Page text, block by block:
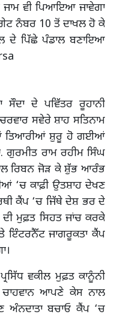
ਜਾਮ ਵੀ ਪਿਆਇਆ ਜਾਵੇਗਾ
ਨੰਬਰ 10 ਤੋਂ ਦਾਖਲ ਹੋ ਕੇ
ਦੇ ਪਿੱਛੇ ਪੰਡਾਲ ਬਣਾਇਆ
ਦੇ ਪਵਿੱਤਰ ਰੂਹਾਨੀ
ਸਵੇਰੇ ਸ਼ਾਹ ਸਤਿਨਾਮ
ਤਿਆਰੀਆਂ ਸ਼ੁਰੂ ਹੋ ਗਈਆਂ
ਗੁਰਮੀਤ ਰਾਮ ਰਹੀਮ ਸਿੰਘ
ਰਿਬਨ ਜੋੜ ਕੇ ਸ਼ੁੱਭ ਆਰੰਭ
‘ਚ ਕਾਫ਼ੀ ਉਤਸ਼ਾਹ ਦੇਖਣ
ਕੈਂਪ ‘ਚ ਜਿੱਥੇ ਦੇਸ਼ ਭਰ ਦੇ
ਦੀ ਮੁਫ਼ਤ ਸਿਹਤ ਜਾਂਚ ਕਰਕੇ
ਇੰਟਰਨੈੱਟ ਜਾਗਰੂਕਤਾ ਕੈਂਪ
ਵਕੀਲ ਮੁਫ਼ਤ ਕਾਨੂੰਨੀ
ਆਪਣੇ ਕੇਸ ਨਾਲ
ਬਚਾਓ ਕੈਂਪ ‘ਚ